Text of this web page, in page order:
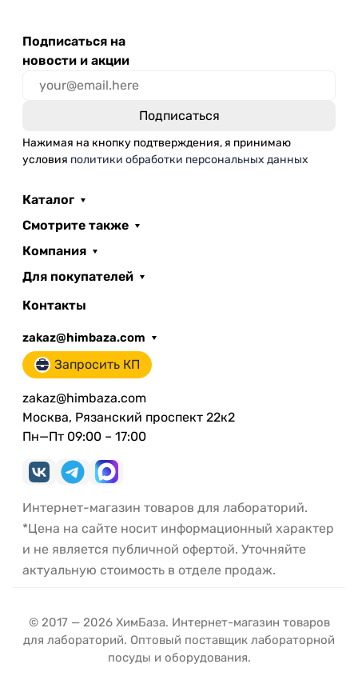
Подписаться на
новости и акции
Нажимая на кнопку подтверждения, я принимаю
условия политики обработки персональных данных
Каталог
Смотрите также
Компания
Для покупателей
Контакты
zakaz@himbaza.com
Запросить КП
zakaz@himbaza.com
Москва, Рязанский проспект 22к2
Пн—Пт 09:00 – 17:00
Интернет-магазин товаров для лабораторий.
*Цена на сайте носит информационный характер
и не является публичной офертой. Уточняйте
актуальную стоимость в отделе продаж.
© 2017 — 2026 ХимБаза. Интернет-магазин товаров
для лабораторий. Оптовый поставщик лабораторной
посуды и оборудования.